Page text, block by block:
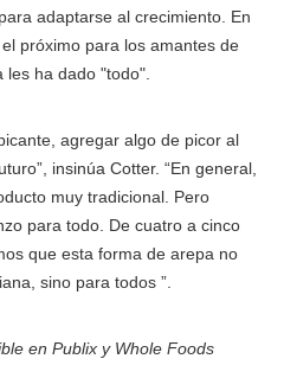
adaptarse al crecimiento. En
próximo para los amantes de
les ha dado "todo".
agregar algo de picor al
insinúa Cotter. “En general,
muy tradicional. Pero
para todo. De cuatro a cinco
que esta forma de arepa no
sino para todos ”.
en Publix y Whole Foods